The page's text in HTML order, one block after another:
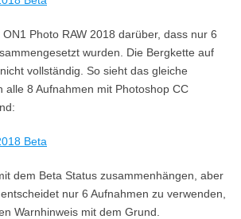
Photo RAW 2018 darüber, dass nur 6
wurden. Die Bergkette auf
vollständig. So sieht das gleiche
alle 8 Aufnahmen mit Photoshop CC
dem Beta Status zusammenhängen, aber
nur 6 Aufnahmen zu verwenden,
Warnhinweis mit dem Grund.